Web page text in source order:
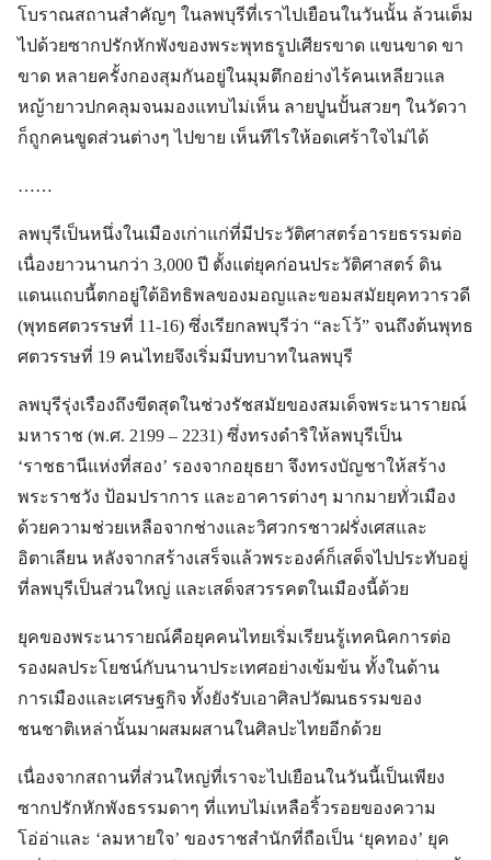
โบราณสถานสำคัญๆ ในลพบุรีที่เราไปเยือนในวันนั้น ล้วนเต็ม
ไปด้วยซากปรักหักพังของพระพุทธรูปเศียรขาด แขนขาด ขา
ขาด หลายครั้งกองสุมกันอยู่ในมุมตึกอย่างไร้คนเหลียวแล
หญ้ายาวปกคลุมจนมองแทบไม่เห็น ลายปูนปั้นสวยๆ ในวัดวา
ก็ถูกคนขูดส่วนต่างๆ ไปขาย เห็นทีไรให้อดเศร้าใจไม่ได้
……
ลพบุรีเป็นหนึ่งในเมืองเก่าแก่ที่มีประวัติศาสตร์อารยธรรมต่อ
เนื่องยาวนานกว่า 3,000 ปี ตั้งแต่ยุคก่อนประวัติศาสตร์ ดิน
แดนแถบนี้ตกอยู่ใต้อิทธิพลของมอญและขอมสมัยยุคทวารวดี
(พุทธศตวรรษที่ 11-16) ซึ่งเรียกลพบุรีว่า “ละโว้” จนถึงต้นพุทธ
ศตวรรษที่ 19 คนไทยจึงเริ่มมีบทบาทในลพบุรี
ลพบุรีรุ่งเรืองถึงขีดสุดในช่วงรัชสมัยของสมเด็จพระนารายณ์
มหาราช (พ.ศ. 2199 – 2231) ซึ่งทรงดำริให้ลพบุรีเป็น
‘ราชธานีแห่งที่สอง’ รองจากอยุธยา จึงทรงบัญชาให้สร้าง
พระราชวัง ป้อมปราการ และอาคารต่างๆ มากมายทั่วเมือง
ด้วยความช่วยเหลือจากช่างและวิศวกรชาวฝรั่งเศสและ
อิตาเลียน หลังจากสร้างเสร็จแล้วพระองค์ก็เสด็จไปประทับอยู่
ที่ลพบุรีเป็นส่วนใหญ่ และเสด็จสวรรคตในเมืองนี้ด้วย
ยุคของพระนารายณ์คือยุคคนไทยเริ่มเรียนรู้เทคนิคการต่อ
รองผลประโยชน์กับนานาประเทศอย่างเข้มข้น ทั้งในด้าน
การเมืองและเศรษฐกิจ ทั้งยังรับเอาศิลปวัฒนธรรมของ
ชนชาติเหล่านั้นมาผสมผสานในศิลปะไทยอีกด้วย
เนื่องจากสถานที่ส่วนใหญ่ที่เราจะไปเยือนในวันนี้เป็นเพียง
ซากปรักหักพังธรรมดาๆ ที่แทบไม่เหลือริ้วรอยของความ
โอ่อ่าและ ‘ลมหายใจ’ ของราชสำนักที่ถือเป็น ‘ยุคทอง’ ยุค